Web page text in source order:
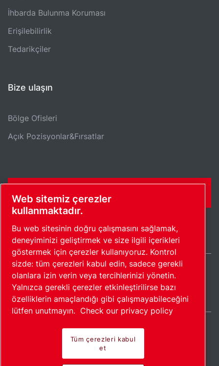
İhbarda Bulunma Koruması
Erişilebilirlik
Tedarikçiler
Bize ulaşın
Bölge Ofisleri
Açık Pozisyonlar&Fırsatlar
Site haritasıÇerezleri yönet© 2026 Telif Hakkı.
Turkey / TR
Web sitemiz çerezler
kullanmaktadır.
Bu web sitesinin doğru çalışmasını sağlamak,
deneyiminizi geliştirmek ve size ilgili içerikleri
göstermek için çerezler kullanıyoruz. Kontrol
sizde: tüm çerezleri kabul edin, sadece gerekli
olanlara izin verin veya tercihlerinizi yönetin.
Yalnızca gerekli çerezler etkinleştirilirse bazı
özelliklerin amaçlandığı gibi çalışmayabileceğini
lütfen unutmayın. Check our privacy policy
Tüm çerezleri kabul
et